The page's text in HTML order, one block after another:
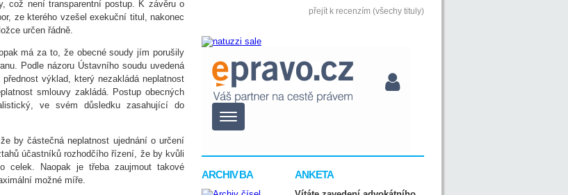
přejít k recenzím (všechy tituly)
ARCHIV BA ANKETA
což není transparentní postup. K závěru o
ze kterého vzešel exekuční titul, nakonec
určen řádně.
má za to, že obecné soudy jím porušily
Podle názoru Ústavního soudu uvedená
výklad, který nezakládá neplatnost
smlouvy zakládá. Postup obecných
ve svém důsledku zasahující do
by částečná neplatnost ujednání o určení
účastníků rozhodčího řízení, že by kvůli
celek. Naopak je třeba zaujmout takové
možné míře.